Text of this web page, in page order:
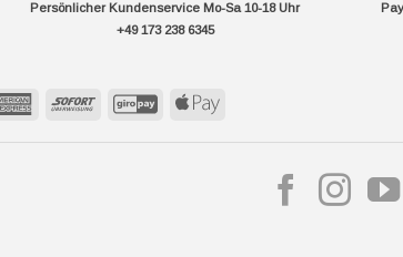
Persönlicher Kundenservice Mo-Sa 10-18 Uhr
+49 173 238 6345
AmericanSofort GiroPay Apple